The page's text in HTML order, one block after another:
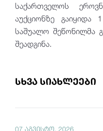
საქართველოს
აუქციონზე
საშუალო შეწონილმა
შეადგინა.
სხვა სიახლეები
07 აგვისტო, 2026